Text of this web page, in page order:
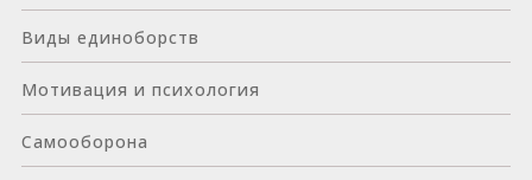
Виды единоборств
Мотивация и психология
Самооборона